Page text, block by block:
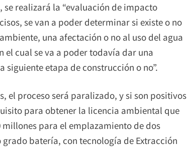
realizará la “evaluación de impacto
se van a poder determinar si existe o no
una afectación o no al uso del agua
el cual se va a poder todavía dar una
etapa de construcción o no”.
el proceso será paralizado, y si son positivos
para obtener la licencia ambiental que
para el emplazamiento de dos
batería, con tecnología de Extracción